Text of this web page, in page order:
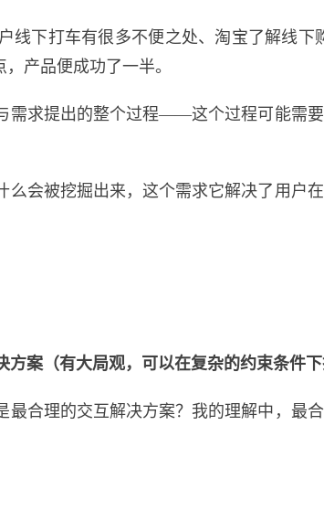
线下打车有很多不便之处、淘宝了解线
产品便成功了一半。
需求提出的整个过程——这个过程可能需
会被挖掘出来，这个需求它解决了用户
案（有大局观，可以在复杂的约束条件
合理的交互解决方案？我的理解中，最